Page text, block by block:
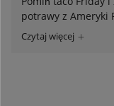
potrawy z Ameryki
znajdziesz nasz
się w jedzenie z